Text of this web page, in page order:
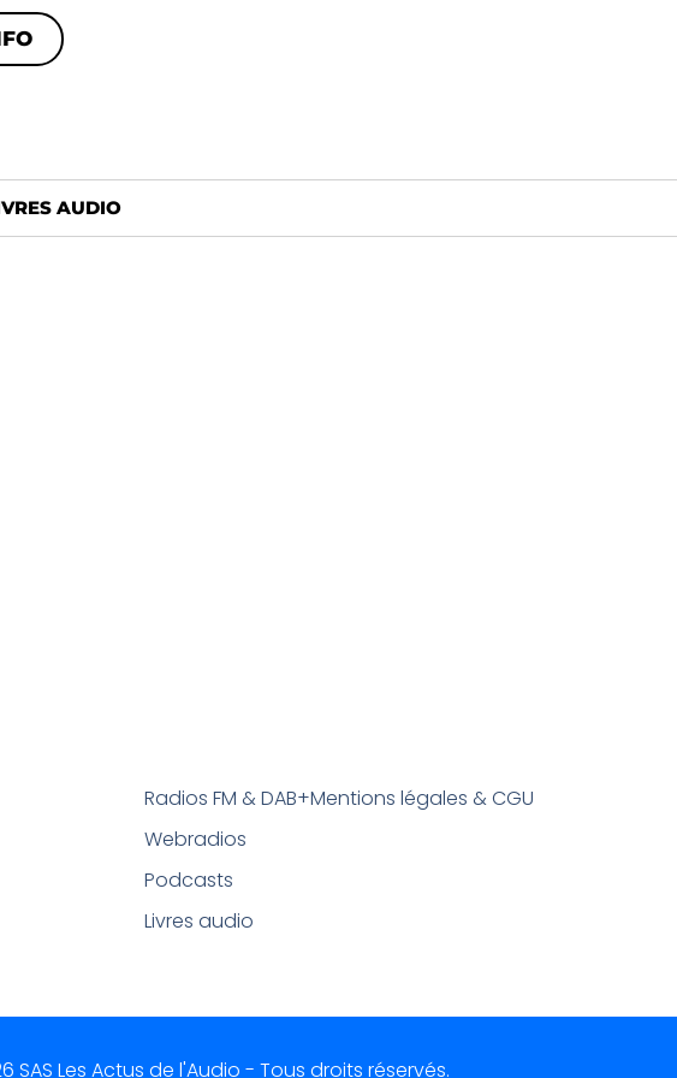
AUDIO
Radios FM & DAB+
Webradios
Podcasts
Livres audio
Mentions légales & CGU
SAS Les Actus de l'Audio - Tous droits réservés.